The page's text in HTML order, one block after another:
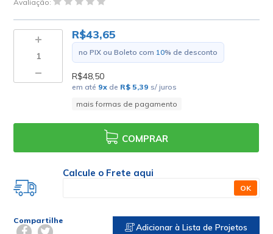
Avaliação:
R$43,65
no PIX ou Boleto com 10% de desconto
R$48,50
em até 9x de R$ 5,39 s/ juros
mais formas de pagamento
COMPRAR
Calcule o Frete aqui
OK
Compartilhe
Adicionar à Lista de Projetos